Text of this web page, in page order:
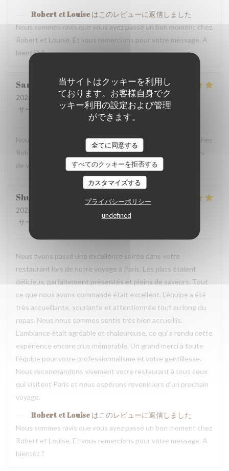
当サイトはクッキーを利用し
ております。お客様自身でク
ッキー利用の設定および管理
ができます。
全てに同意する
すべてのクッキーを拒否する
カスタマイズする
プライバシーポリシー
undefined
Robert et Louise はこのレビューに返信しました
Nous sommes ravis que vous ayez passé un bon moment chez
Robert et Louise, Et vous remercions pour votre message. A
bientôt ?
Sam
2026-07-17
- 17:45 - ゲスト 2
サービス
雰囲気 : 5/5 メニュー: 5 /5 品質-価格
Nous sommes ravis que vous ayez passé un bon moment chez
Robert et Louise, que nous serons heureux de rééditer lors
de votre prochain passage.
Shunkuei
2026-07-16
サービス
Nous avons passé une excellente soirée dans votre
restaurant lors de notre voyage à Paris. Les plats étaient
délicieux, parfaitement présentés et pleins de saveurs. Tout
ce que nous avons commandé était excellent. L’équipe a été
très accueillante, souriante et attentionnée tout au long du
repas. Nous nous sommes sentis très bien accueillis.
L’ambiance était agréable et chaleureuse, ce qui a rendu cette
expérience encore plus mémorable. Un grand merci à toute
l’équipe pour votre professionnalisme et votre gentillesse.
Nous recommandons vivement votre restaurant à tous ceux
qui visitent Paris et nous espérons revenir lors d’un prochain
voyage.
Robert et Louise はこのレビューに返信しました
Nous sommes ravis que vous ayez passé un bon moment chez
Robert et Louise, Et vous remercions pour votre message. A
bientôt ?